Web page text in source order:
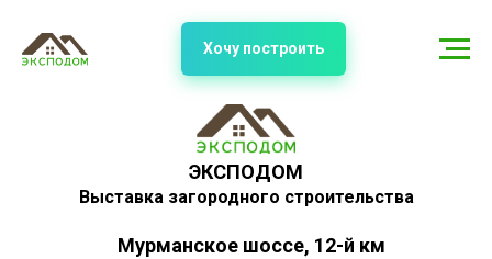
ЭКСПОДОМ
Выставка загородного строительства
Мурманское шоссе, 12-й км
Хочу построить